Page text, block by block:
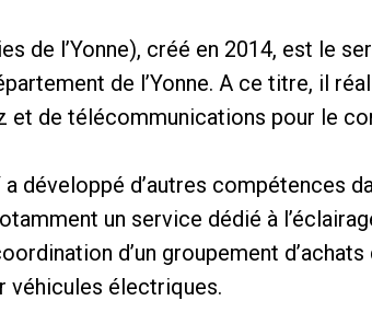
de l’Yonne), créé en 2014, est le
de l’Yonne. A ce titre, il
et de télécommunications pour le
développé d’autres compétences
un service dédié à
d’un groupement d’achats
véhicules électriques.